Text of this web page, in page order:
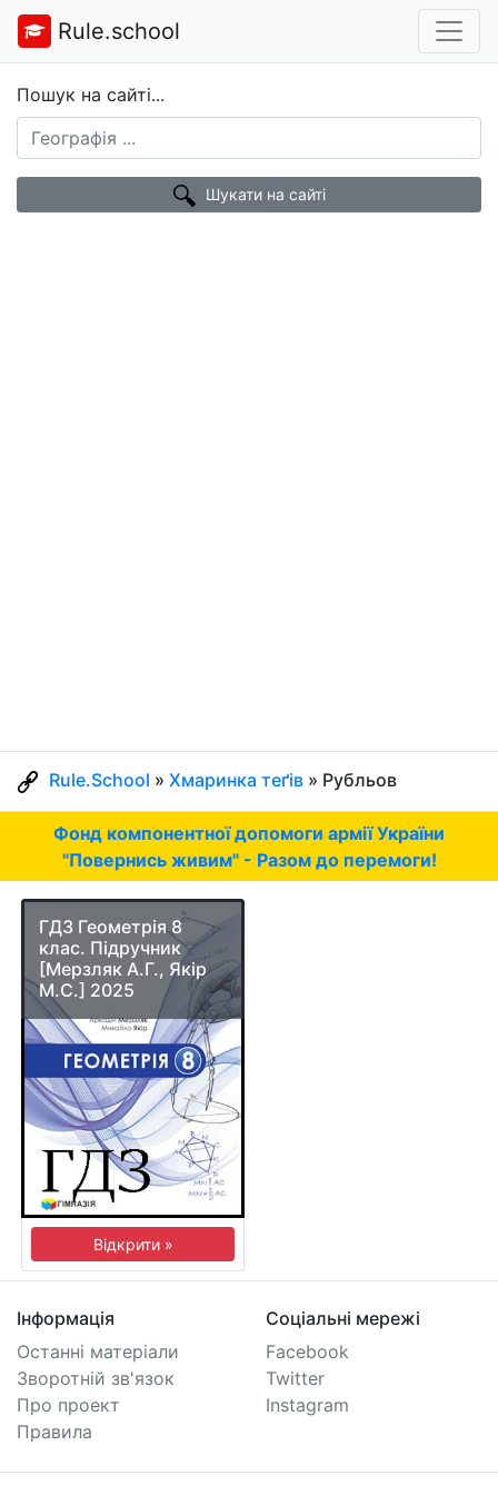
Rule.school
Пошук на сайті...
Шукати на сайті
Rule.School » Хмаринка теґів » Рубльов
Фонд компонентної допомоги армії України
"Повернись живим" - Разом до перемоги!
ГДЗ Геометрія 8
клас. Підручник
[Мерзляк А.Г., Якір
М.С.] 2025
Відкрити »
Інформація
Останні матеріали
Зворотній зв'язок
Про проект
Правила
Соціальні мережі
Facebook
Twitter
Instagram